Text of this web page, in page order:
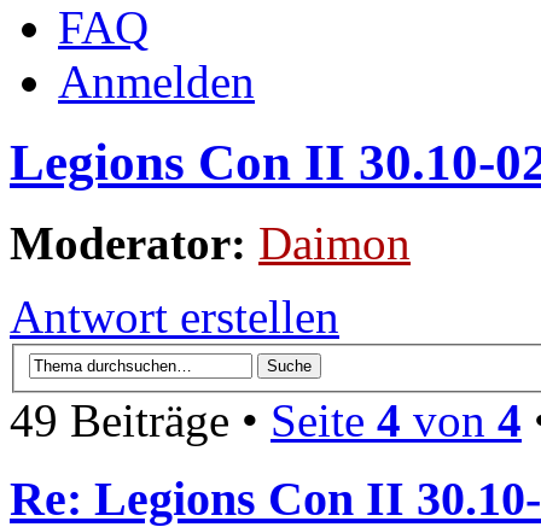
FAQ
Anmelden
Legions Con II 30.10-
Moderator: Daimon
Antwort erstellen
49 Beiträge • Seite 4 von 4
Re: Legions Con II